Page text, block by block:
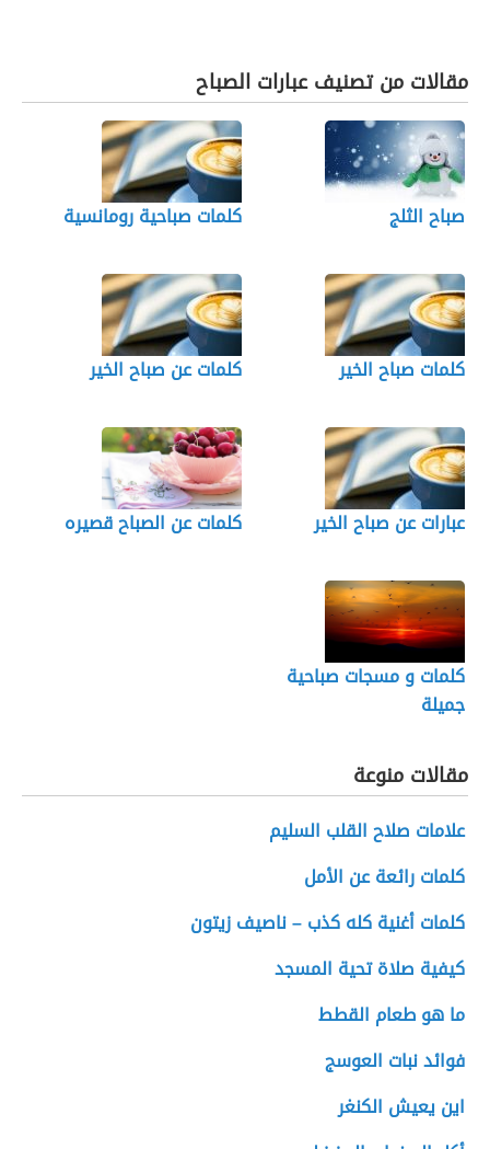
مقالات من تصنيف عبارات الصباح
صباح الثلج كلمات صباحية رومانسية
كلمات صباح الخير كلمات عن صباح الخير
عبارات عن صباح الخير كلمات عن الصباح قصيره
كلمات و مسجات صباحية
جميلة
مقالات منوعة
علامات صلاح القلب السليم
كلمات رائعة عن الأمل
كلمات أغنية كله كذب – ناصيف زيتون
كيفية صلاة تحية المسجد
ما هو طعام القطط
فوائد نبات العوسج
اين يعيش الكنغر